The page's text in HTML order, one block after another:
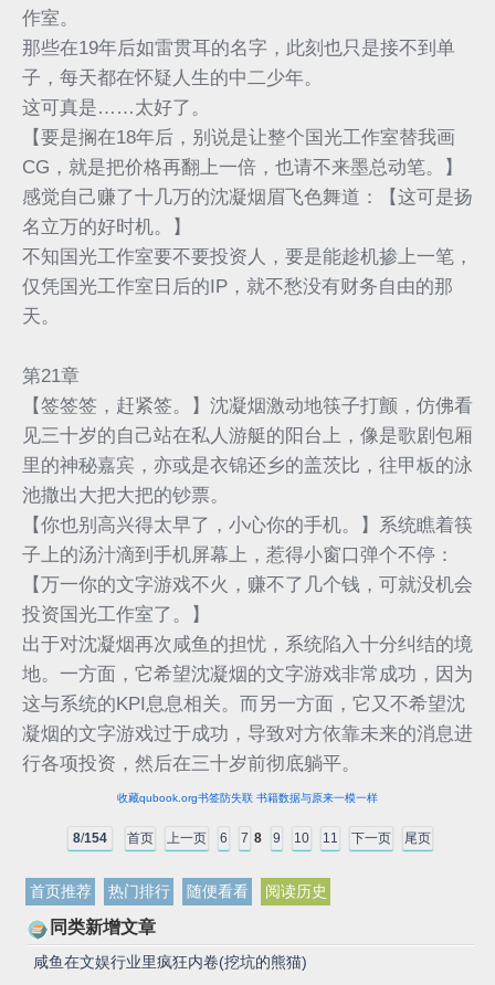
作室。
那些在19年后如雷贯耳的名字，此刻也只是接不到单
子，每天都在怀疑人生的中二少年。
这可真是……太好了。
【要是搁在18年后，别说是让整个国光工作室替我画
CG，就是把价格再翻上一倍，也请不来墨总动笔。】
感觉自己赚了十几万的沈凝烟眉飞色舞道：【这可是扬
名立万的好时机。】
不知国光工作室要不要投资人，要是能趁机掺上一笔，
仅凭国光工作室日后的IP，就不愁没有财务自由的那
天。
第21章
【签签签，赶紧签。】沈凝烟激动地筷子打颤，仿佛看
见三十岁的自己站在私人游艇的阳台上，像是歌剧包厢
里的神秘嘉宾，亦或是衣锦还乡的盖茨比，往甲板的泳
池撒出大把大把的钞票。
【你也别高兴得太早了，小心你的手机。】系统瞧着筷
子上的汤汁滴到手机屏幕上，惹得小窗口弹个不停：
【万一你的文字游戏不火，赚不了几个钱，可就没机会
投资国光工作室了。】
出于对沈凝烟再次咸鱼的担忧，系统陷入十分纠结的境
地。一方面，它希望沈凝烟的文字游戏非常成功，因为
这与系统的KPI息息相关。而另一方面，它又不希望沈
凝烟的文字游戏过于成功，导致对方依靠未来的消息进
行各项投资，然后在三十岁前彻底躺平。
收藏qubook.org书签防失联 书籍数据与原来一模一样
8/154 首页 上一页 6 7 8 9 10 11 下一页 尾页
首页推荐 热门排行 随便看看 阅读历史
同类新增文章
咸鱼在文娱行业里疯狂内卷(挖坑的熊猫)